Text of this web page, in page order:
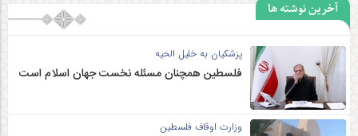
آخرین نوشته ها
پزشکیان به خلیل الحیه
فلسطین همچنان مسئله نخست جهان اسلام است
وزارت اوقاف فلسطین